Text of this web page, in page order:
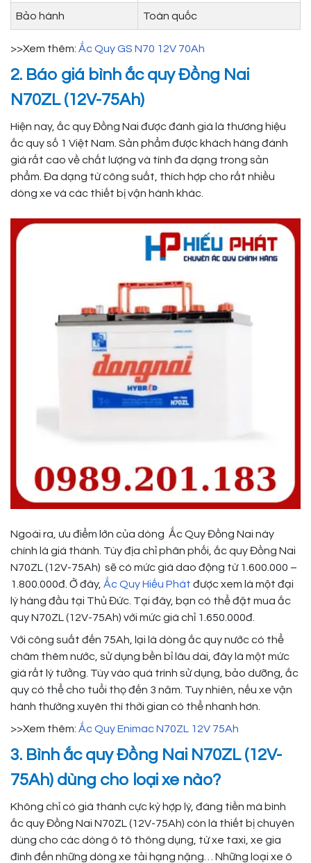
Bảo hành Toàn quốc
>>Xem thêm: Ắc Quy GS N70 12V 70Ah
2. Báo giá bình ắc quy Đồng Nai
N70ZL (12V-75Ah)
Hiện nay, ắc quy Đồng Nai được đánh giá là thương hiệu
ắc quy số 1 Việt Nam. Sản phẩm được khách hàng đánh
giá rất cao về chất lượng và tính đa dạng trong sản
phẩm. Đa dạng từ công suất, thích hợp cho rất nhiều
dòng xe và các thiết bị vận hành khác.
Ngoài ra, ưu điểm lớn của dòng Ắc Quy Đồng Nai này
chính là giá thành. Tùy địa chỉ phân phối, ắc quy Đồng Nai
N70ZL (12V-75Ah) sẽ có mức giá dao động từ 1.600.000 –
1.800.000đ. Ở đây, Ắc Quy Hiếu Phát được xem là một đại
lý hàng đầu tại Thủ Đức. Tại đây, bạn có thể đặt mua ắc
quy N70ZL (12V-75Ah) với mức giá chỉ 1.650.000đ.
Với công suất đến 75Ah, lại là dòng ắc quy nước có thể
châm thêm nước, sử dụng bền bỉ lâu dài, đây là một mức
giá rất lý tưởng. Tùy vào quá trình sử dụng, bảo dưỡng, ắc
quy có thể cho tuổi thọ đến 3 năm. Tuy nhiên, nếu xe vận
hành thường xuyên thì thời gian có thể nhanh hơn.
>>Xem thêm: Ắc Quy Enimac N70ZL 12V 75Ah
3. Bình ắc quy Đồng Nai N70ZL (12V-
75Ah) dùng cho loại xe nào?
Không chỉ có giá thành cực kỳ hợp lý, đáng tiền mà bình
ắc quy Đồng Nai N70ZL (12V-75Ah) còn là thiết bị chuyên
dùng cho các dòng ô tô thông dụng, từ xe taxi, xe gia
đình đến những dòng xe tải hạng nặng… Những loại xe ô